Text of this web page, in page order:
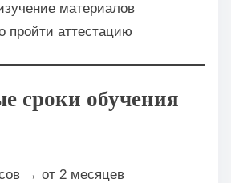
материалов
пройти аттестацию
сроки обучения
→ от 2 месяцев